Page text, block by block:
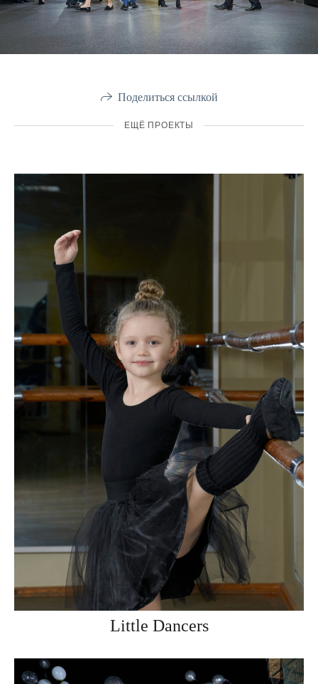
Поделиться ссылкой
ЕЩЁ ПРОЕКТЫ
Little Dancers